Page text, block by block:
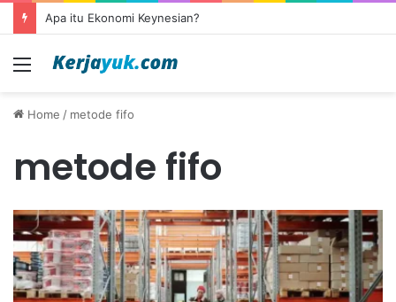
Apa itu Ekonomi Keynesian?
Menu
Home / metode fifo
metode fifo